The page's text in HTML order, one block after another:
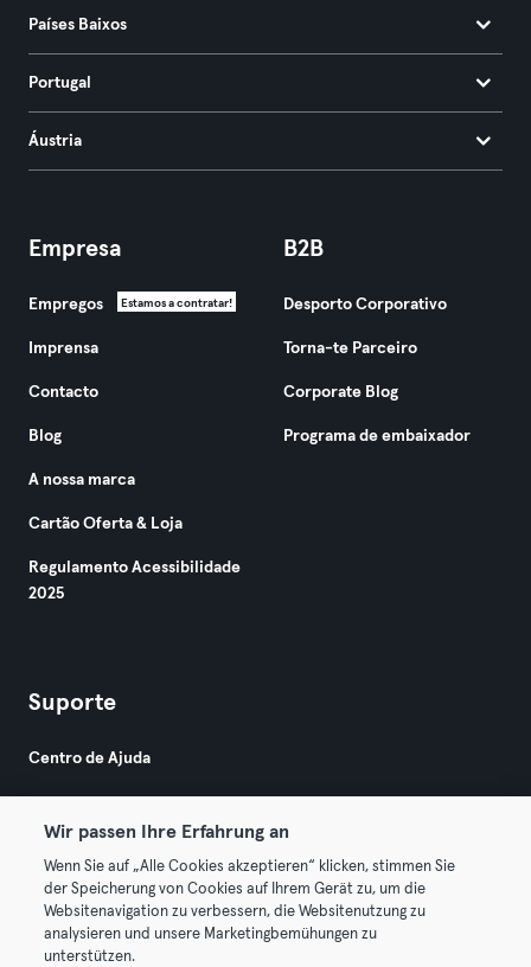
Países Baixos
Portugal
Áustria
Empresa
Empregos Estamos a contratar!
Imprensa
Contacto
Blog
A nossa marca
Cartão Oferta & Loja
Regulamento Acessibilidade
2025
B2B
Desporto Corporativo
Torna-te Parceiro
Corporate Blog
Programa de embaixador
Suporte
Centro de Ajuda
© 2026 Urban Sports Group GmbH. All rights reserved.
Termos & Condições
Wir passen Ihre Erfahrung an
Wenn Sie auf „Alle Cookies akzeptieren“ klicken, stimmen Sie
der Speicherung von Cookies auf Ihrem Gerät zu, um die
Websitenavigation zu verbessern, die Websitenutzung zu
analysieren und unsere Marketingbemühungen zu
unterstützen.